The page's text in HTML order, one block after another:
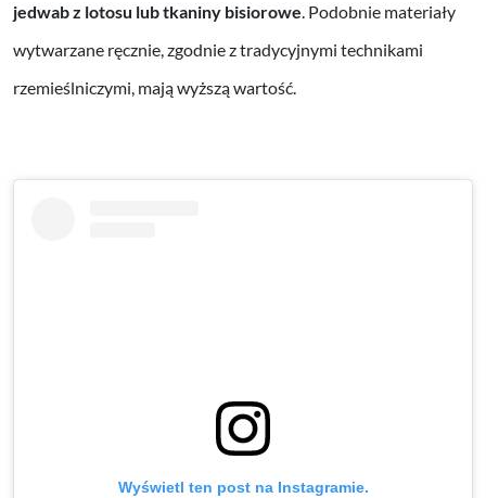
jedwab z lotosu lub tkaniny bisiorowe. Podobnie materiały
wytwarzane ręcznie, zgodnie z tradycyjnymi technikami
rzemieślniczymi, mają wyższą wartość.
Wyświetl ten post na Instagramie.